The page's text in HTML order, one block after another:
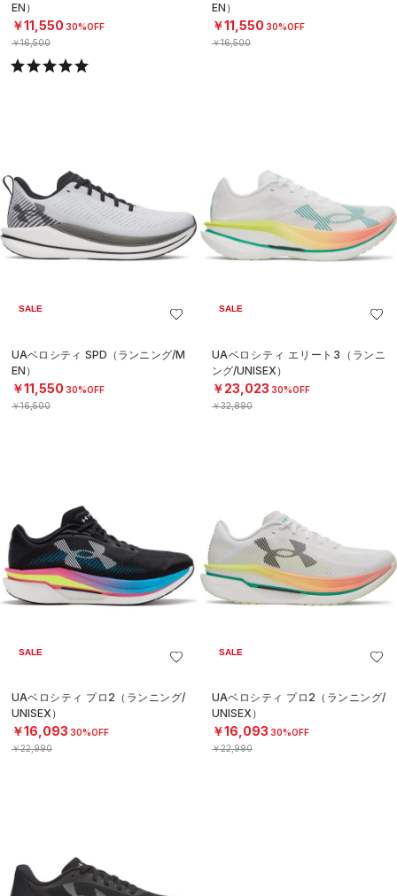
EN）
￥11,550 30%OFF
￥16,500
EN）
￥11,550 30%OFF
￥16,500
SALE
UAベロシティ SPD（ランニング/M
EN）
￥11,550 30%OFF
￥16,500
SALE
UAベロシティ エリート3（ランニ
ング/UNISEX）
￥23,023 30%OFF
￥32,890
SALE
UAベロシティ プロ2（ランニング/
UNISEX）
￥16,093 30%OFF
￥22,990
SALE
UAベロシティ プロ2（ランニング/
UNISEX）
￥16,093 30%OFF
￥22,990